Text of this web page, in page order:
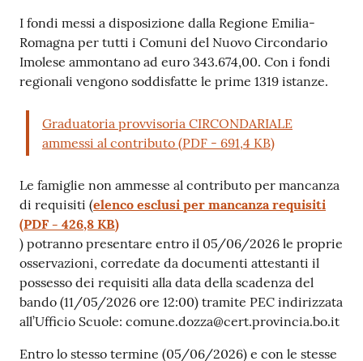
I fondi messi a disposizione dalla Regione Emilia-
Romagna per tutti i Comuni del Nuovo Circondario
Imolese ammontano ad euro 343.674,00. Con i fondi
regionali vengono soddisfatte le prime 1319 istanze.
Graduatoria provvisoria CIRCONDARIALE
ammessi al contributo (PDF - 691,4 KB)
Le famiglie non ammesse al contributo per mancanza
di requisiti (elenco esclusi per mancanza requisiti
(PDF - 426,8 KB)
) potranno presentare entro il 05/06/2026 le proprie
osservazioni, corredate da documenti attestanti il
possesso dei requisiti alla data della scadenza del
bando (11/05/2026 ore 12:00) tramite PEC indirizzata
all’Ufficio Scuole: comune.dozza@cert.provincia.bo.it
Entro lo stesso termine (05/06/2026) e con le stesse